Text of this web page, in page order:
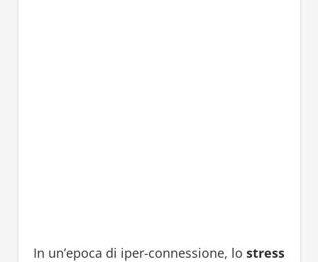
In un’epoca di iper-connessione, lo stress